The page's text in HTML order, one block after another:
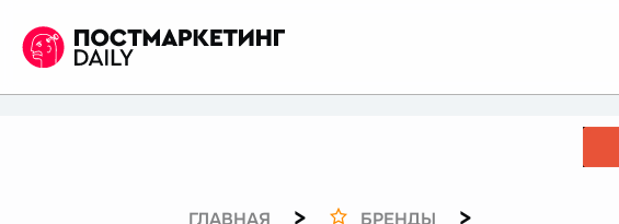
ГЛАВНАЯ БРЕНДЫ